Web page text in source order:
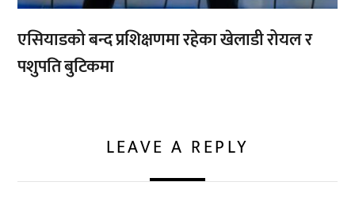
एसियाडको बन्द प्रशिक्षणमा रहेका खेलाडी रोयल र
पशुपति बुटिकमा
LEAVE A REPLY